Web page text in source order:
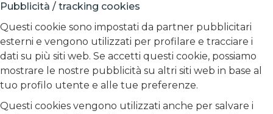
Pubblicità / tracking cookies
Questi cookie sono impostati da partner pubblicitari
esterni e vengono utilizzati per profilare e tracciare i
dati su più siti web. Se accetti questi cookie, possiamo
mostrare le nostre pubblicità su altri siti web in base al
tuo profilo utente e alle tue preferenze.
Questi cookies vengono utilizzati anche per salvare i